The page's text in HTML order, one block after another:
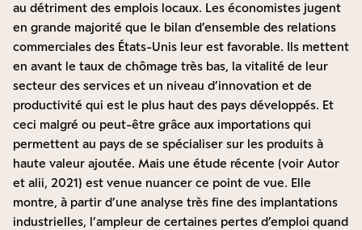
au détriment des emplois locaux. Les économistes jugent
en grande majorité que le bilan d’ensemble des relations
commerciales des États-Unis leur est favorable. Ils mettent
en avant le taux de chômage très bas, la vitalité de leur
secteur des services et un niveau d’innovation et de
productivité qui est le plus haut des pays développés. Et
ceci malgré ou peut-être grâce aux importations qui
permettent au pays de se spécialiser sur les produits à
haute valeur ajoutée. Mais une étude récente (voir Autor
et alii, 2021) est venue nuancer ce point de vue. Elle
montre, à partir d’une analyse très fine des implantations
industrielles, l’ampleur de certaines pertes d’emploi quand